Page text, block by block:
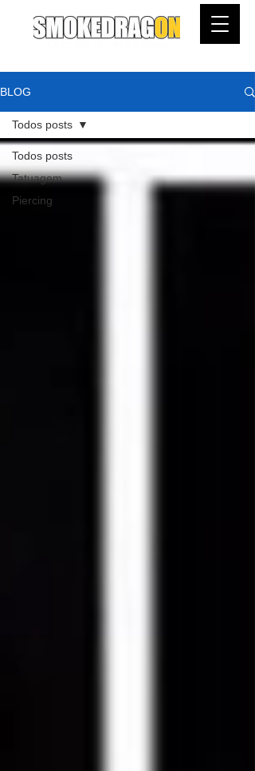
BLOG
Todos posts
Tatuagem
Piercing
Todos posts